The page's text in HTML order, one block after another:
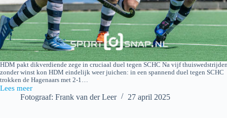
HDM pakt dikverdiende zege in cruciaal duel tegen SCHC Na vijf thuiswedstrijden
zonder winst kon HDM eindelijk weer juichen: in een spannend duel tegen SCHC
trokken de Hagenaars met 2-1…
Lees meer
HDM
Fotograaf: Frank van der Leer 27 april 2025